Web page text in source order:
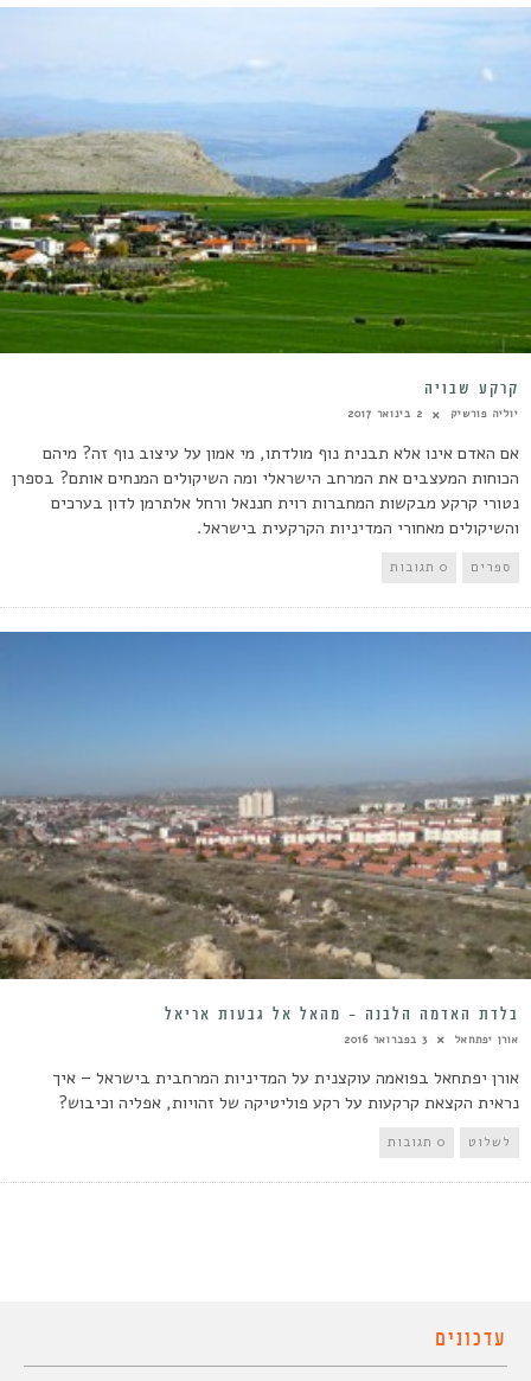
קרקע שבויה
יוליה פורשיק 2 בינואר 2017
אם האדם אינו אלא תבנית נוף מולדתו, מי אמון על עיצוב נוף זה? מיהם
הכוחות המעצבים את המרחב הישראלי ומה השיקולים המנחים אותם? בספרן
נטורי קרקע מבקשות המחברות רוית חננאל ורחל אלתרמן לדון בערכים
והשיקולים מאחורי המדיניות הקרקעית בישראל.
ספרים 0 תגובות
בלדת האדמה הלבנה – מהאל אל גבעות אריאל
אורן יפתחאל 3 בפברואר 2016
אורן יפתחאל בפואמה עוקצנית על המדיניות המרחבית בישראל – איך
נראית הקצאת קרקעות על רקע פוליטיקה של זהויות, אפליה וכיבוש?
לשלוט 0 תגובות
עדכונים